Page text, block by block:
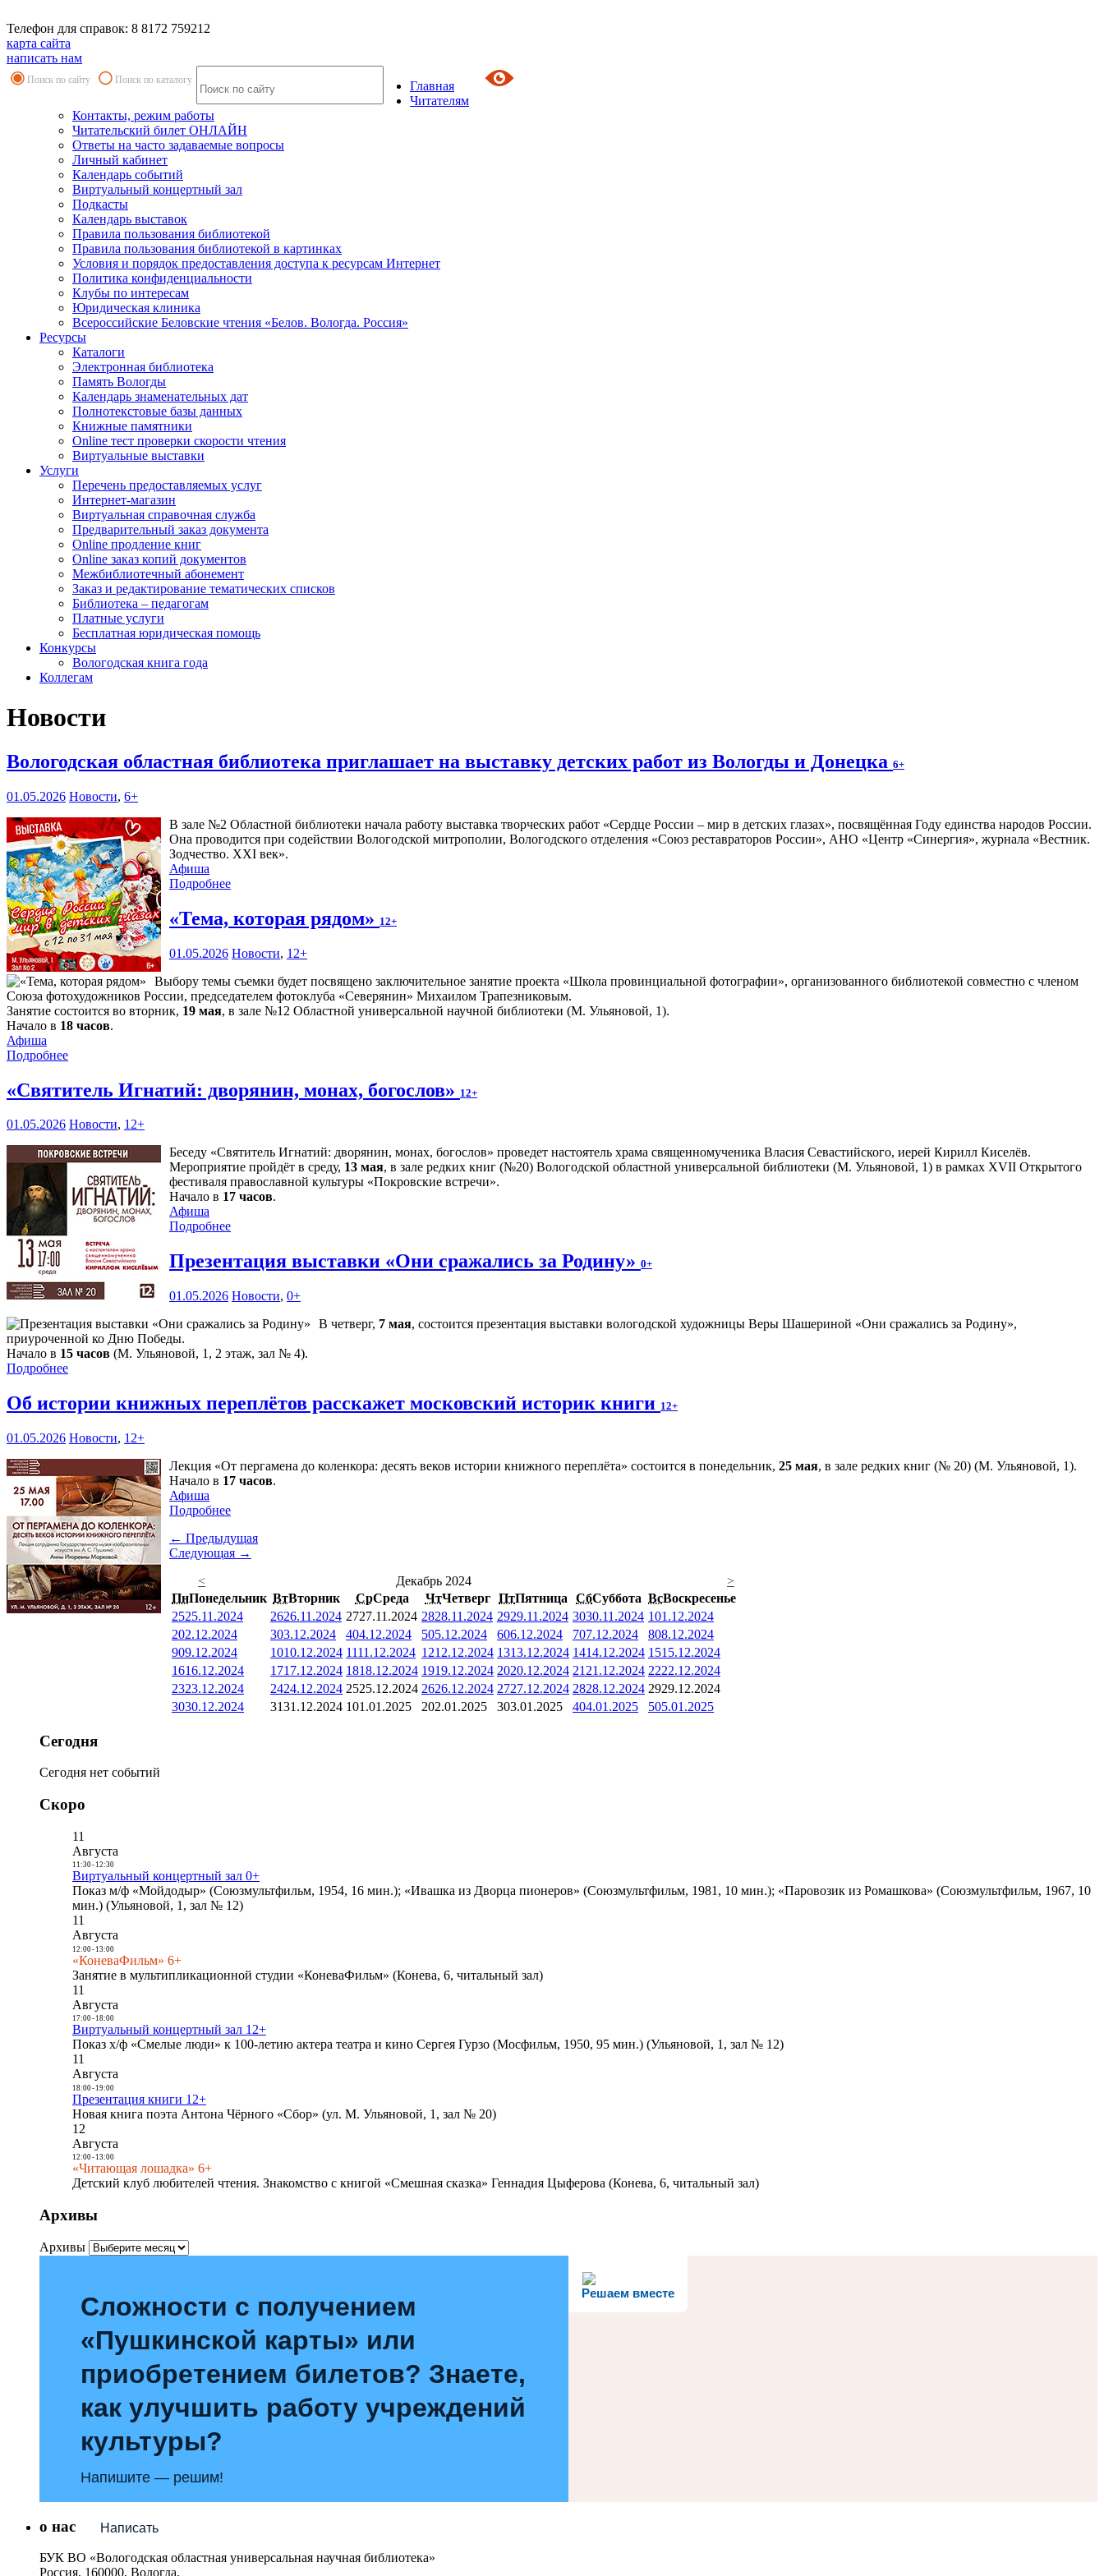
Телефон для справок: 8 8172 759212
карта сайта
написать нам
Поиск по сайту Поиск по каталогу
Главная
Читателям
Контакты, режим работы
Читательский билет ОНЛАЙН
Ответы на часто задаваемые вопросы
Личный кабинет
Календарь событий
Виртуальный концертный зал
Подкасты
Календарь выставок
Правила пользования библиотекой
Правила пользования библиотекой в картинках
Условия и порядок предоставления доступа к ресурсам Интернет
Политика конфиденциальности
Клубы по интересам
Юридическая клиника
Всероссийские Беловские чтения «Белов. Вологда. Россия»
Ресурсы
Каталоги
Электронная библиотека
Память Вологды
Календарь знаменательных дат
Полнотекстовые базы данных
Книжные памятники
Online тест проверки скорости чтения
Виртуальные выставки
Услуги
Перечень предоставляемых услуг
Интернет-магазин
Виртуальная справочная служба
Предварительный заказ документа
Online продление книг
Online заказ копий документов
Межбиблиотечный абонемент
Заказ и редактирование тематических списков
Библиотека – педагогам
Платные услуги
Бесплатная юридическая помощь
Конкурсы
Вологодская книга года
Коллегам
Новости
Вологодская областная библиотека приглашает на выставку детских работ из Вологды и Донецка 6+
01.05.2026 Новости, 6+
В зале №2 Областной библиотеки начала работу выставка творческих работ «Сердце России – мир в детских глазах», посвящённая Году единства народов России.
Она проводится при содействии Вологодской митрополии, Вологодского отделения «Союз реставраторов России», АНО «Центр «Синергия», журнала «Вестник.
Зодчество. XXI век».
Афиша
Подробнее
«Тема, которая рядом» 12+
01.05.2026 Новости, 12+
Выбору темы съемки будет посвящено заключительное занятие проекта «Школа провинциальной фотографии», организованного библиотекой совместно с членом
Союза фотохудожников России, председателем фотоклуба «Северянин» Михаилом Трапезниковым.
Занятие состоится во вторник, 19 мая, в зале №12 Областной универсальной научной библиотеки (М. Ульяновой, 1).
Начало в 18 часов.
Афиша
Подробнее
«Святитель Игнатий: дворянин, монах, богослов» 12+
01.05.2026 Новости, 12+
Беседу «Святитель Игнатий: дворянин, монах, богослов» проведет настоятель храма священномученика Власия Севастийского, иерей Кирилл Киселёв.
Мероприятие пройдёт в среду, 13 мая, в зале редких книг (№20) Вологодской областной универсальной библиотеки (М. Ульяновой, 1) в рамках XVII Открытого
фестиваля православной культуры «Покровские встречи».
Начало в 17 часов.
Афиша
Подробнее
Презентация выставки «Они сражались за Родину» 0+
01.05.2026 Новости, 0+
В четверг, 7 мая, состоится презентация выставки вологодской художницы Веры Шашериной «Они сражались за Родину»,
приуроченной ко Дню Победы.
Начало в 15 часов (М. Ульяновой, 1, 2 этаж, зал № 4).
Подробнее
Об истории книжных переплётов расскажет московский историк книги 12+
01.05.2026 Новости, 12+
Лекция «От пергамена до коленкора: десять веков истории книжного переплёта» состоится в понедельник, 25 мая, в зале редких книг (№ 20) (М. Ульяновой, 1).
Начало в 17 часов.
Афиша
Подробнее
← Предыдущая
Следующая →
<
Декабрь 2024
>
ПнПонедельник ВтВторник СрСреда ЧтЧетверг ПтПятница СбСуббота ВсВоскресенье
2525.11.2024 2626.11.2024 2727.11.2024 2828.11.2024 2929.11.2024 3030.11.2024 101.12.2024
202.12.2024 303.12.2024 404.12.2024 505.12.2024 606.12.2024 707.12.2024 808.12.2024
909.12.2024 1010.12.2024 1111.12.2024 1212.12.2024 1313.12.2024 1414.12.2024 1515.12.2024
1616.12.2024 1717.12.2024 1818.12.2024 1919.12.2024 2020.12.2024 21 21.12.2024 2222.12.2024
2323.12.2024 2424.12.2024 2525.12.2024 2626.12.2024 2727.12.2024 2828.12.2024 2929.12.2024
3030.12.2024 3131.12.2024 101.01.2025 202.01.2025 303.01.2025 404.01.2025 505.01.2025
Сегодня
Сегодня нет событий
Скоро
11
Августа
11:30- 12:30
Виртуальный концертный зал 0+
Показ м/ф «Мойдодыр» (Союзмультфильм, 1954, 16 мин.); «Ивашка из Дворца пионеров» (Союзмультфильм, 1981, 10 мин.); «Паровозик из Ромашкова» (Союзмультфильм, 1967, 10
мин.) (Ульяновой, 1, зал № 12)
11
Августа
12:00- 13:00
«КоневаФильм» 6+
Занятие в мультипликационной студии «КоневаФильм» (Конева, 6, читальный зал)
11
Августа
17:00- 18:00
Виртуальный концертный зал 12+
Показ х/ф «Смелые люди» к 100-летию актера театра и кино Сергея Гурзо (Мосфильм, 1950, 95 мин.) (Ульяновой, 1, зал № 12)
11
Августа
18:00- 19:00
Презентация книги 12+
Новая книга поэта Антона Чёрного «Сбор» (ул. М. Ульяновой, 1, зал № 20)
12
Августа
12:00- 13:00
«Читающая лошадка» 6+
Детский клуб любителей чтения. Знакомство с книгой «Смешная сказка» Геннадия Цыферова (Конева, 6, читальный зал)
Архивы
Архивы
Решаем вместе
Сложности с получением
«Пушкинской карты» или
приобретением билетов? Знаете,
как улучшить работу учреждений
культуры?
Напишите — решим!
Написать
о нас
БУК ВО «Вологодская областная универсальная научная библиотека»
Россия, 160000, Вологда,